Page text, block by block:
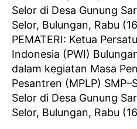
PEMATERI: Ketua
Indonesia (PWI)
dalam kegiatan Masa
Pesantren (MPLP)
Selor di Desa Gunung
Selor, Bulungan, Rabu